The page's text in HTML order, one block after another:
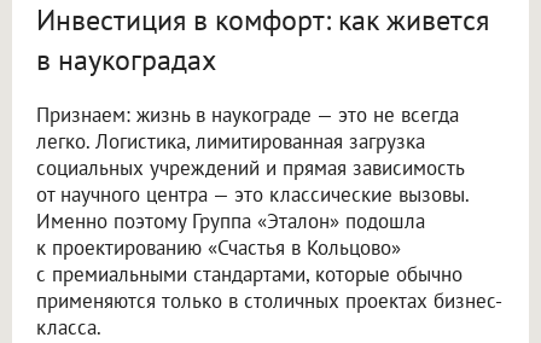
Инвестиция в комфорт: как живется
в наукоградах
Признаем: жизнь в наукограде — это не всегда
легко. Логистика, лимитированная загрузка
социальных учреждений и прямая зависимость
от научного центра — это классические вызовы.
Именно поэтому Группа «Эталон» подошла
к проектированию «Счастья в Кольцово»
с премиальными стандартами, которые обычно
применяются только в столичных проектах бизнес-
класса.